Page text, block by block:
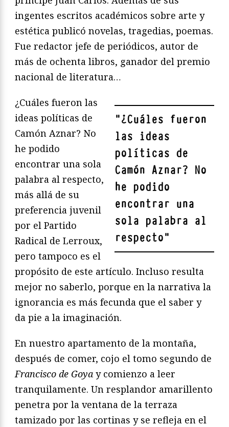
ingentes escritos académicos sobre arte y
estética publicó novelas, tragedias, poemas.
Fue redactor jefe de periódicos, autor de
más de ochenta libros, ganador del premio
nacional de literatura…
"¿Cuáles fueron
las ideas
políticas de
Camón Aznar? No
he podido
encontrar una
sola palabra al
respecto"
¿Cuáles fueron las
ideas políticas de
Camón Aznar? No
he podido
encontrar una sola
palabra al respecto,
más allá de su
preferencia juvenil
por el Partido
Radical de Lerroux,
pero tampoco es el
propósito de este artículo. Incluso resulta
mejor no saberlo, porque en la narrativa la
ignorancia es más fecunda que el saber y
da pie a la imaginación.
En nuestro apartamento de la montaña,
después de comer, cojo el tomo segundo de
Francisco de Goya y comienzo a leer
tranquilamente. Un resplandor amarillento
penetra por la ventana de la terraza
tamizado por las cortinas y se refleja en el